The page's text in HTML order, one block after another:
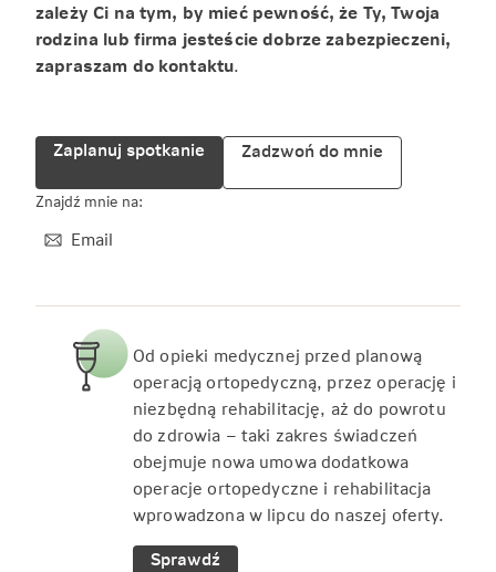
zależy Ci na tym, by mieć pewność, że Ty, Twoja
rodzina lub firma jesteście dobrze zabezpieczeni,
zapraszam do kontaktu.
Zaplanuj spotkanie Zadzwoń do mnie
Znajdź mnie na:
Email
Od opieki medycznej przed planową
operacją ortopedyczną, przez operację i
niezbędną rehabilitację, aż do powrotu
do zdrowia – taki zakres świadczeń
obejmuje nowa umowa dodatkowa
operacje ortopedyczne i rehabilitacja
wprowadzona w lipcu do naszej oferty.
Sprawdź